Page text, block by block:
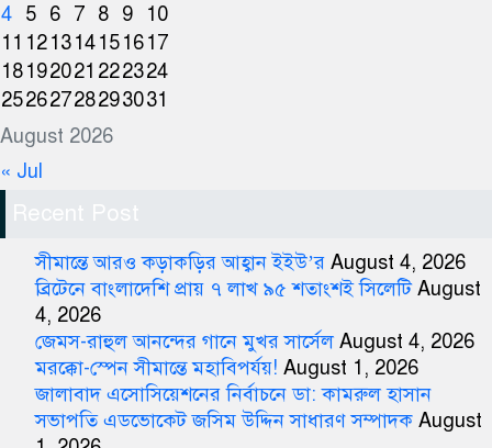
August 2026
4 5 6 7 8 9
10
11 121314151617
18192021 222324
25262728293031
« Jul
Recent Post
সীমান্তে আরও কড়াকড়ির আহ্বান ইইউ’র August 4, 2026
ব্রিটেনে বাংলাদেশি প্রায় ৭ লাখ ৯৫ শতাংশই সিলেটি August
4, 2026
জেমস-রাহুল আনন্দের গানে মুখর সার্সেল August 4, 2026
মরক্কো-স্পেন সীমান্তে মহাবিপর্যয়! August 1, 2026
জালাবাদ এসোসিয়েশনের নির্বাচনে ডা: কামরুল হাসান
সভাপতি এডভোকেট জসিম উদ্দিন সাধারণ সম্পাদক August